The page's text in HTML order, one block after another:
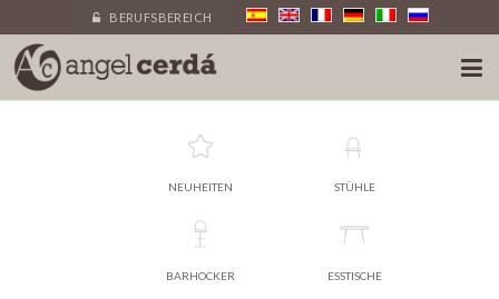
BERUFSBEREICH
NEUHEITEN STÜHLE
BARHOCKER ESSTISCHE